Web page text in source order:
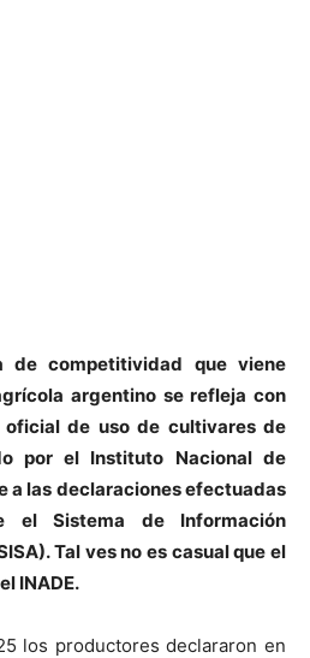
de competitividad que viene
argentino se refleja con
de uso de cultivares de
por el Instituto Nacional de
a las declaraciones efectuadas
el Sistema de Información
Tal ves no es casual que el
INADE.
los productores declararon en